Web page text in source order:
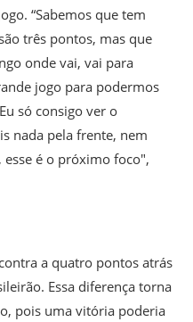
“Sabemos que tem
três pontos, mas que
onde vai, vai para
jogo para podermos
só consigo ver o
nada pela frente, nem
é o próximo foco",
a quatro pontos atrás
Essa diferença torna
pois uma vitória poderia